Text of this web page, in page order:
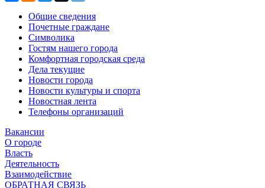
Общие сведения
Почетные граждане
Символика
Гостям нашего города
Комфортная городская среда
Дела текущие
Новости города
Новости культуры и спорта
Новостная лента
Телефоны организаций
Вакансии
О городе
Власть
Деятельность
Взаимодействие
ОБРАТНАЯ СВЯЗЬ